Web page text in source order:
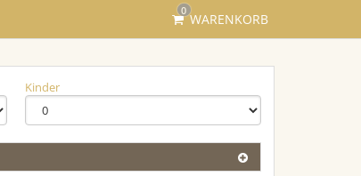
0
WARENKORB
Kinder